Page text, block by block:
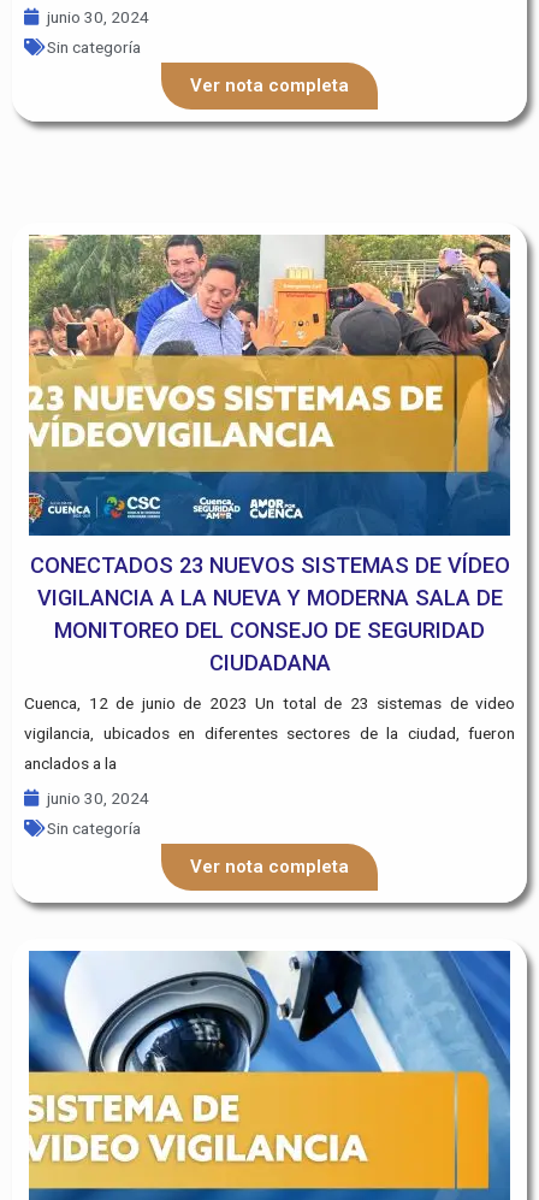
junio 30, 2024
Sin categoría
Ver nota completa
CONECTADOS 23 NUEVOS SISTEMAS DE VÍDEO
VIGILANCIA A LA NUEVA Y MODERNA SALA DE
MONITOREO DEL CONSEJO DE SEGURIDAD
CIUDADANA
Cuenca, 12 de junio de 2023 Un total de 23 sistemas de video
vigilancia, ubicados en diferentes sectores de la ciudad, fueron
anclados a la
junio 30, 2024
Sin categoría
Ver nota completa